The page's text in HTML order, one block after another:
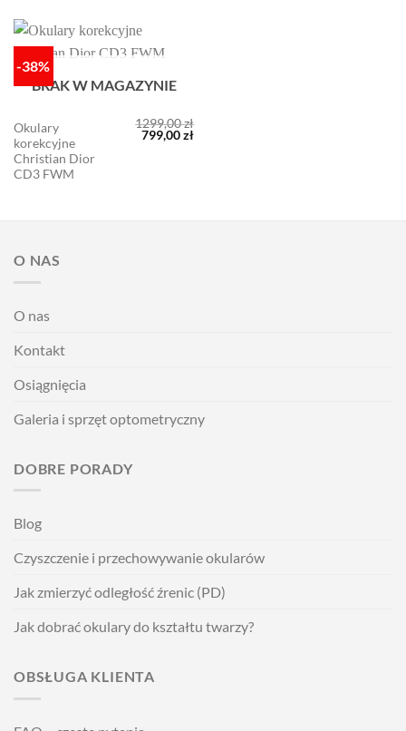
-38%
BRAK W MAGAZYNIE
Okulary
korekcyjne
Christian Dior
CD3 FWM
1299,00zł
Pierwotna
cena
799,00złAktualna
O NAS
O nas
Kontakt
Osiągnięcia
Galeria i sprzęt optometryczny
DOBRE PORADY
Blog
Czyszczenie i przechowywanie okularów
Jak zmierzyć odległość źrenic (PD)
Jak dobrać okulary do kształtu twarzy?
OBSŁUGA KLIENTA